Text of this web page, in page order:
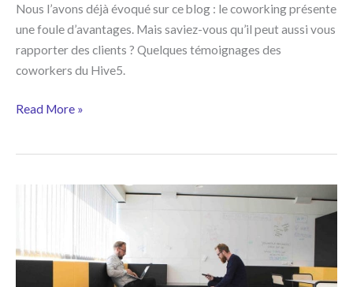
Nous l’avons déjà évoqué sur ce blog : le coworking présente
une foule d’avantages. Mais saviez-vous qu’il peut aussi vous
rapporter des clients ? Quelques témoignages des
coworkers du Hive5.
Survitaminez
coworker !
Read More »